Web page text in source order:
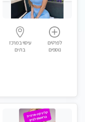
לפרטים
נוספים
עיסוי במרכז
בת ים